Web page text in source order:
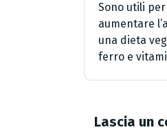
Sono utili per
aumentare
una dieta
ferro e
Lascia un